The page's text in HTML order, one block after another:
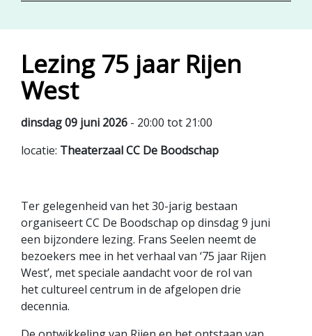
Lezing 75 jaar Rijen
West
dinsdag 09 juni 2026 - 20:00 tot 21:00
locatie: Theaterzaal CC De Boodschap
Ter gelegenheid van het 30-jarig bestaan
organiseert CC De Boodschap op dinsdag 9 juni
een bijzondere lezing. Frans Seelen neemt de
bezoekers mee in het verhaal van ‘75 jaar Rijen
West’, met speciale aandacht voor de rol van
het cultureel centrum in de afgelopen drie
decennia.